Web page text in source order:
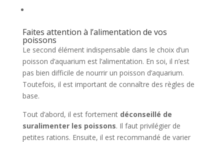
Faites attention à l’alimentation de vos
poissons
Le second élément indispensable dans le choix d’un
poisson d’aquarium est l’alimentation. En soi, il n’est
pas bien difficile de nourrir un poisson d’aquarium.
Toutefois, il est important de connaître des règles de
base.
Tout d’abord, il est fortement déconseillé de
suralimenter les poissons. Il faut privilégier de
petites rations. Ensuite, il est recommandé de varier